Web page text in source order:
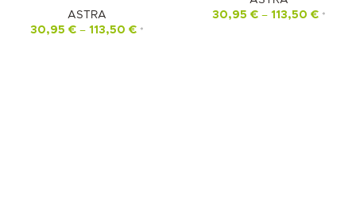
ASTRA
30,95 € – 113,50 € *
30,95 € – 113,50 € *